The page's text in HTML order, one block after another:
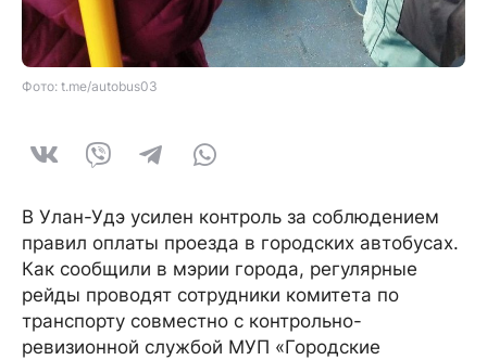
Фото: t.me/autobus03
В Улан-Удэ усилен контроль за соблюдением
правил оплаты проезда в городских автобусах.
Как сообщили в мэрии города, регулярные
рейды проводят сотрудники комитета по
транспорту совместно с контрольно-
ревизионной службой МУП «Городские